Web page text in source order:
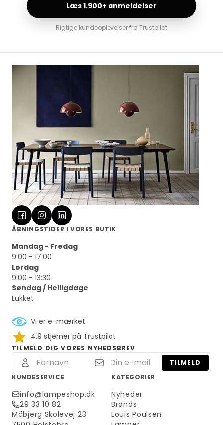
Læs 1.900+ anmeldelser
Rigtige kundeoplevelser fra Trustpilot
ÅBNINGSTIDER I VORES BUTIK
Mandag - Fredag
9:00 - 17:00
Lørdag
9:00 - 13:30
Søndag / Helligdage
Lukket
Vi er e-mærket
4,9 stjerner på Trustpilot
TILMELD DIG VORES NYHEDSBREV
TILMELD
KUNDESERVICE
info@lampeshop.dk
29 33 10 82
Måbjerg Skolevej 23
KATEGORIER
Nyheder
Brands
Louis Poulsen